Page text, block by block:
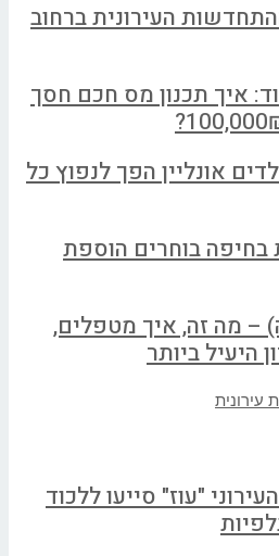
העירונית ברחוב
איך תכנון מס חכם חסך
אונליין הפך לנפוץ כל
בחיפה בוחרים הוספת
– מה זה, איך מטפלים,
היעיל ביותר
"עוז" סייעו ללכוד